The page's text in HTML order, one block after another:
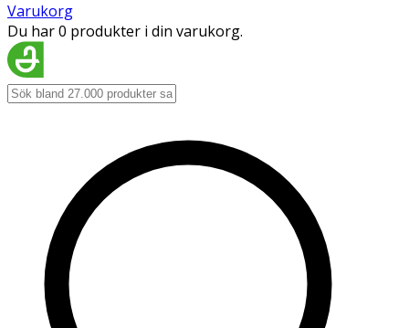
Varukorg
Du har 0 produkter i din varukorg.